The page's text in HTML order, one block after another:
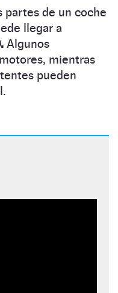
partes de un coche
llegar a
Algunos
mientras
pueden